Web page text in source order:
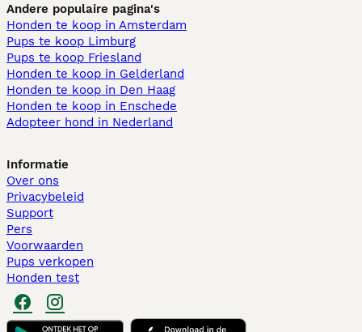
Andere populaire pagina's
Honden te koop in Amsterdam
Pups te koop Limburg​
Pups te koop Friesland​
Honden te koop in Gelderland
Honden te koop in Den Haag
Honden te koop in Enschede
Adopteer hond in Nederland
Informatie
Over ons
Privacybeleid
Support
Pers
Voorwaarden
Pups verkopen
Honden test